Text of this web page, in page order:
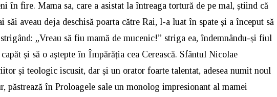
în fire. Mama sa, care a asistat la întreaga tortură de pe mal, știind că
săi aveau deja deschisă poarta către Rai, l-a luat în spate și a început să
„Vreau să fiu mamă de mucenic!” striga ea, îndemnându-și fiul
capăt și să o aștepte în Împărăția cea Cerească. Sfântul Nicolae
și teologic iscusit, dar și un orator foarte talentat, adesea numit noul
păstrează în Proloagele sale un monolog impresionant al mamei